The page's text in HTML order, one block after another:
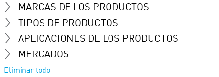
MARCAS DE LOS PRODUCTOS
TIPOS DE PRODUCTOS
APLICACIONES DE LOS PRODUCTOS
MERCADOS
Eliminar todo